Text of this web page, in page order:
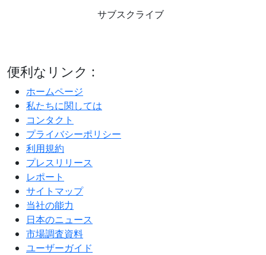
サブスクライブ
便利なリンク :
ホームページ
私たちに関しては
コンタクト
プライバシーポリシー
利用規約
プレスリリース
レポート
サイトマップ
当社の能力
日本のニュース
市場調査資料
ユーザーガイド